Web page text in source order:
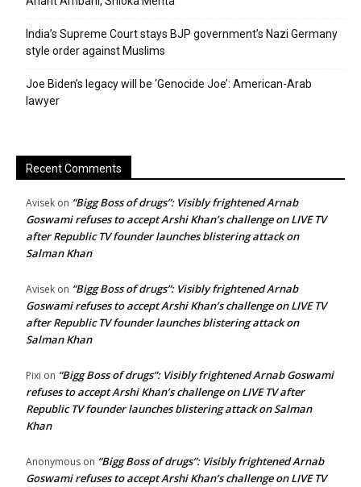
India’s Supreme Court stays BJP government’s Nazi Germany
style order against Muslims
Joe Biden’s legacy will be ‘Genocide Joe’: American-Arab
lawyer
Recent Comments
Avisek on “Bigg Boss of drugs”: Visibly frightened Arnab
Goswami refuses to accept Arshi Khan’s challenge on LIVE TV
after Republic TV founder launches blistering attack on
Salman Khan
Avisek on “Bigg Boss of drugs”: Visibly frightened Arnab
Goswami refuses to accept Arshi Khan’s challenge on LIVE TV
after Republic TV founder launches blistering attack on
Salman Khan
Pixi on “Bigg Boss of drugs”: Visibly frightened Arnab Goswami
refuses to accept Arshi Khan’s challenge on LIVE TV after
Republic TV founder launches blistering attack on Salman
Khan
Anonymous on “Bigg Boss of drugs”: Visibly frightened Arnab
Goswami refuses to accept Arshi Khan’s challenge on LIVE TV